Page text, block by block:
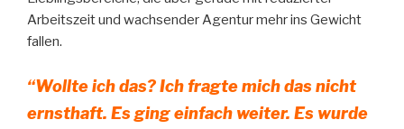
Arbeitszeit und wachsender Agentur mehr ins Gewicht
fallen.
“Wollte ich das? Ich fragte mich das nicht
ernsthaft. Es ging einfach weiter. Es wurde